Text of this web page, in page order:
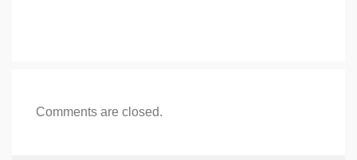
Comments are closed.